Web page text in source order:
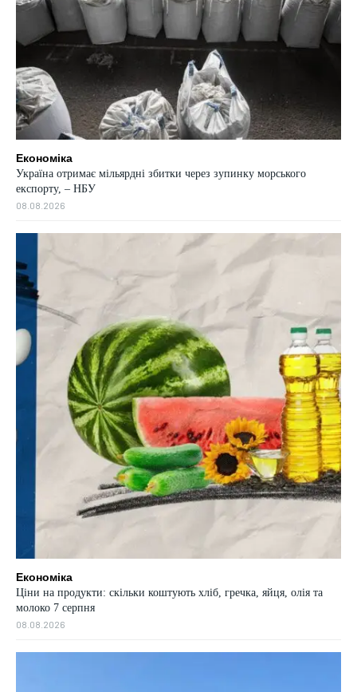
Економіка
Україна отримає мільярдні збитки через зупинку морського
експорту, – НБУ
08.08.2026
Економіка
Ціни на продукти: скільки коштують хліб, гречка, яйця, олія та
молоко 7 серпня
08.08.2026